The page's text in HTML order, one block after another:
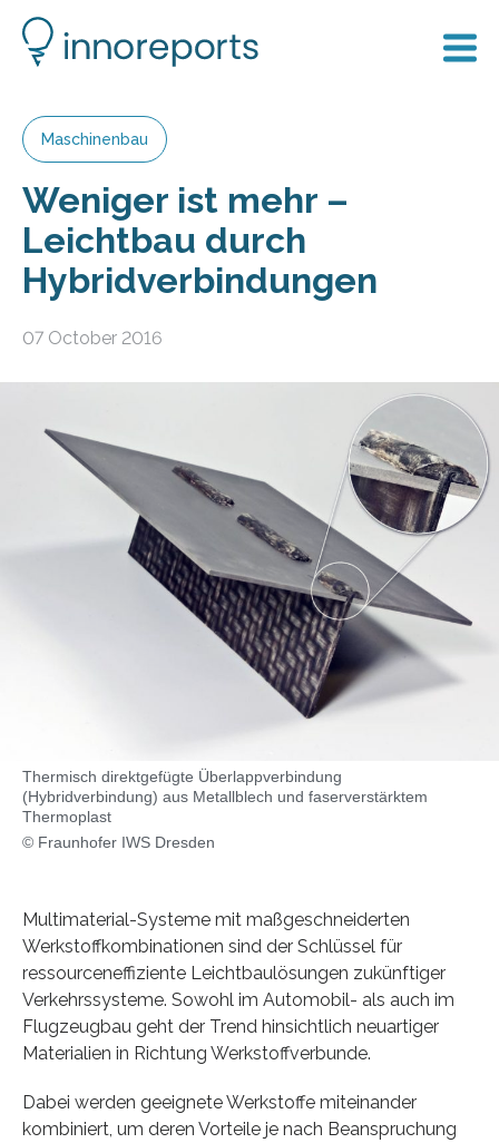
Maschinenbau
Weniger ist mehr –
Leichtbau durch
Hybridverbindungen
07 October 2016
Thermisch direktgefügte Überlappverbindung
(Hybridverbindung) aus Metallblech und faserverstärktem
Thermoplast
© Fraunhofer IWS Dresden
Multimaterial-Systeme mit maßgeschneiderten
Werkstoffkombinationen sind der Schlüssel für
ressourceneffiziente Leichtbaulösungen zukünftiger
Verkehrssysteme. Sowohl im Automobil- als auch im
Flugzeugbau geht der Trend hinsichtlich neuartiger
Materialien in Richtung Werkstoffverbunde.
Dabei werden geeignete Werkstoffe miteinander
kombiniert, um deren Vorteile je nach Beanspruchung